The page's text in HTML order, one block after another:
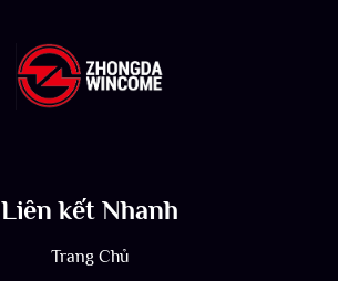
Liên kết Nhanh
Trang Chủ